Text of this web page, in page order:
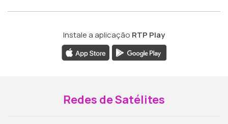
Instale a aplicação RTP Play
Redes de Satélites